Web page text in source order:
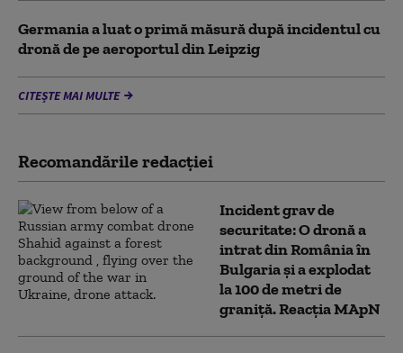
Germania a luat o primă măsură după incidentul cu
dronă de pe aeroportul din Leipzig
CITEȘTE MAI MULTE
Recomandările redacţiei
Incident grav de
securitate: O dronă a
intrat din România în
Bulgaria şi a explodat
la 100 de metri de
graniţă. Reacția MApN